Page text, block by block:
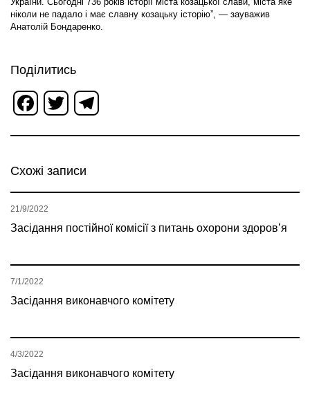
ніколи не падало і має славну козацьку історію”, — зауважив
Анатолій Бондаренко.
Поділитись
Facebook
Twitter
Схожі записи
Засідання постійної комісії з питань охорони здоров’я
21/9/2022
Засідання виконавчого комітету
7/1/2022
Засідання виконавчого комітету
4/3/2022